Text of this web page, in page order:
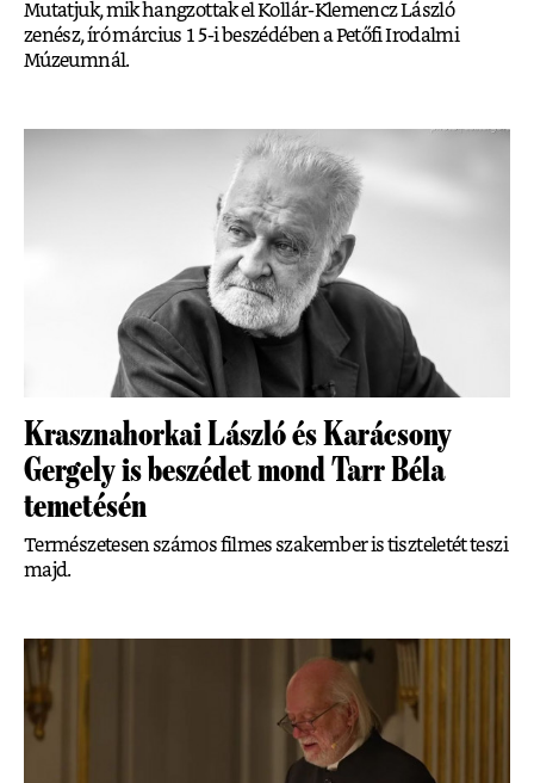
Mutatjuk, mik hangzottak el Kollár-Klemencz László
zenész, író március 15-i beszédében a Petőfi Irodalmi
Múzeumnál.
Krasznahorkai László és Karácsony
Gergely is beszédet mond Tarr Béla
temetésén
Természetesen számos filmes szakember is tiszteletét teszi
majd.